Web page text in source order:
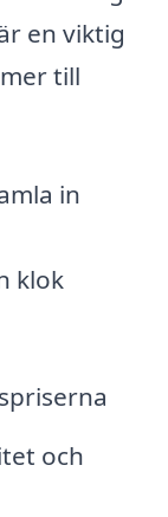
en viktig
till
in
klok
och